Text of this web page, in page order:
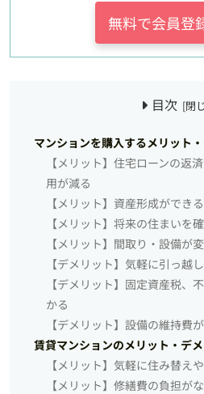
無料で会員登
目次
マンションを購入するメリット
【メリット】住宅ローンの返
用が減る
【メリット】資産形成ができる
【メリット】将来の住まいを
【メリット】間取り・設備が
【デメリット】気軽に引っ越
【デメリット】固定資産税、
かる
【デメリット】設備の維持費
賃貸マンションのメリット・デ
【メリット】気軽に住み替え
【メリット】修繕費の負担が